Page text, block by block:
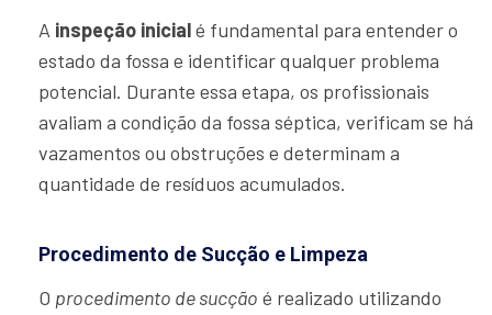
A inspeção inicialé fundamental para entender o
estado da fossa e identificar qualquer problema
potencial. Durante essa etapa, os profissionais
avaliam a condição da fossa séptica, verificam se há
vazamentos ou obstruções e determinam a
quantidade de resíduos acumulados.
Procedimento de Sucção e Limpeza
O procedimento de sucção é realizado utilizando